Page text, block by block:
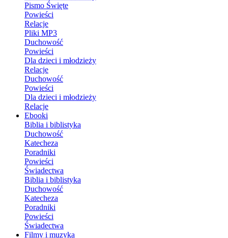
Pismo Święte
Powieści
Relacje
Pliki MP3
Duchowość
Powieści
Dla dzieci i młodzieży
Relacje
Duchowość
Powieści
Dla dzieci i młodzieży
Relacje
Ebooki
Biblia i biblistyka
Duchowość
Katecheza
Poradniki
Powieści
Świadectwa
Biblia i biblistyka
Duchowość
Katecheza
Poradniki
Powieści
Świadectwa
Filmy i muzyka